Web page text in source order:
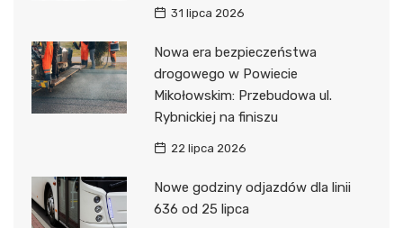
31 lipca 2026
Nowa era bezpieczeństwa
drogowego w Powiecie
Mikołowskim: Przebudowa ul.
Rybnickiej na finiszu
22 lipca 2026
Nowe godziny odjazdów dla linii
636 od 25 lipca